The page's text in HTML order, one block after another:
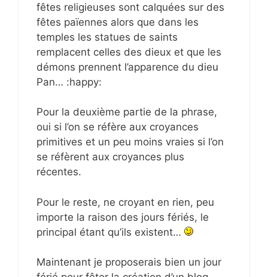
fêtes religieuses sont calquées sur des
fêtes païennes alors que dans les
temples les statues de saints
remplacent celles des dieux et que les
démons prennent l’apparence du dieu
Pan… :happy:
Pour la deuxième partie de la phrase,
oui si l’on se réfère aux croyances
primitives et un peu moins vraies si l’on
se réfèrent aux croyances plus
récentes.
Pour le reste, ne croyant en rien, peu
importe la raison des jours fériés, le
principal étant qu’ils existent…
Maintenant je proposerais bien un jour